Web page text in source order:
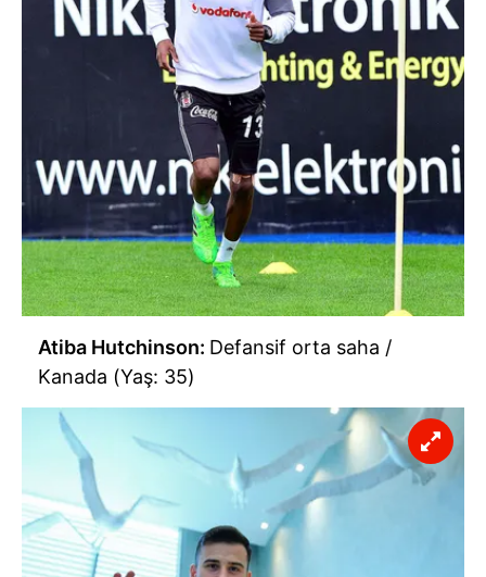
Atiba Hutchinson: Defansif orta saha /
Kanada (Yaş: 35)